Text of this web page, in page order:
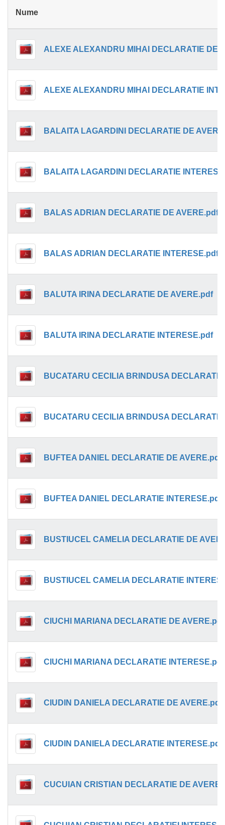
Nume
BALAITA LAGARDINI DECLARATIE DE
BALAITA LAGARDINI DECLARATIE
BALAS ADRIAN DECLARATIE DE AVERE.pdf
BALAS ADRIAN DECLARATIE INTERESE.pdf
BALUTA IRINA DECLARATIE DE AVERE.pdf
BALUTA IRINA DECLARATIE INTERESE.pdf
BUFTEA DANIEL DECLARATIE DE AVERE.pdf
BUFTEA DANIEL DECLARATIE INTERESE.pdf
BUSTIUCEL CAMELIA DECLARATIE DE
BUSTIUCEL CAMELIA DECLARATIE
CIUCHI MARIANA DECLARATIE DE AVERE.pdf
CIUCHI MARIANA DECLARATIE INTERESE.pdf
CIUDIN DANIELA DECLARATIE DE AVERE.pdf
CIUDIN DANIELA DECLARATIE INTERESE.pdf
CUCUIAN CRISTIAN DECLARATIE DE